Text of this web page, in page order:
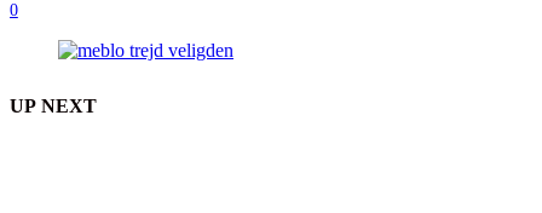
0
UP NEXT